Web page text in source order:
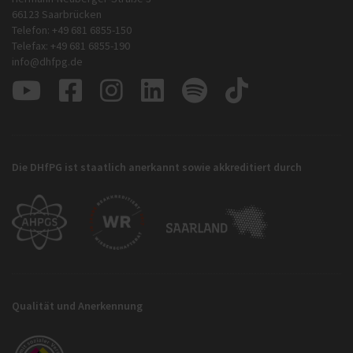
66123 Saarbrücken
Telefon: +49 681 6855-150
Telefax: +49 681 6855-190
info@dhfpg.de
Die DHfPG ist staatlich anerkannt sowie akkreditiert durch
Qualität und Anerkennung